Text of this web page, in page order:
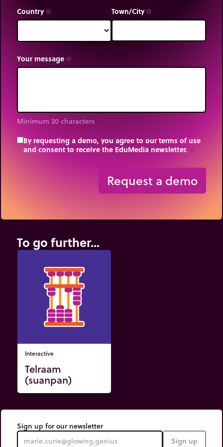
rekenmachines. De soroban behaalde 4
overwinningen tegen 1 voor de rekenmachine.
Het is zeer indrukwekkend om Japanners met
denkbeeldige sorobante verplaatsen.
Country trip_origin Town/City trip_origin
Your message trip_origin
Minimum 20 characters
By requesting a demo, you agree to our terms of use
and consent to receive the EduMedia newsletter.
Request a demo
To go further...
Interactive
Telraam
(suanpan)
Sign up for our newsletter
Sign up